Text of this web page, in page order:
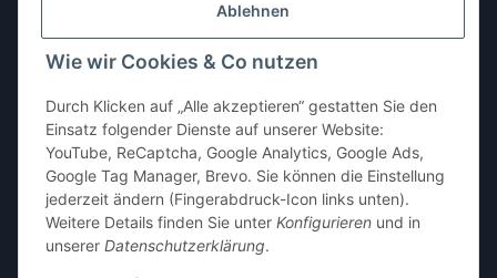
Ablehnen
Wie wir Cookies & Co nutzen
Durch Klicken auf „Alle akzeptieren“ gestatten Sie den
Einsatz folgender Dienste auf unserer Website:
YouTube, ReCaptcha, Google Analytics, Google Ads,
Google Tag Manager, Brevo. Sie können die Einstellung
jederzeit ändern (Fingerabdruck-Icon links unten).
Weitere Details finden Sie unter Konfigurieren und in
unserer Datenschutzerklärung.
Sonntag: geschlossen
* Alle Preise inkl. gesetzlicher USt., zzgl.Versand